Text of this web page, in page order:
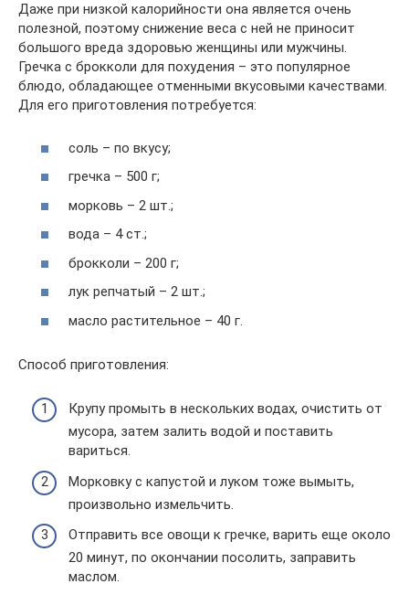
Даже при низкой калорийности она является очень
полезной, поэтому снижение веса с ней не приносит
большого вреда здоровью женщины или мужчины.
Гречка с брокколи для похудения – это популярное
блюдо, обладающее отменными вкусовыми качествами.
Для его приготовления потребуется:
соль – по вкусу;
гречка – 500 г;
морковь – 2 шт.;
вода – 4 ст.;
брокколи – 200 г;
лук репчатый – 2 шт.;
масло растительное – 40 г.
Способ приготовления:
Крупу промыть в нескольких водах, очистить от
мусора, затем залить водой и поставить
вариться.
Морковку с капустой и луком тоже вымыть,
произвольно измельчить.
Отправить все овощи к гречке, варить еще около
20 минут, по окончании посолить, заправить
маслом.